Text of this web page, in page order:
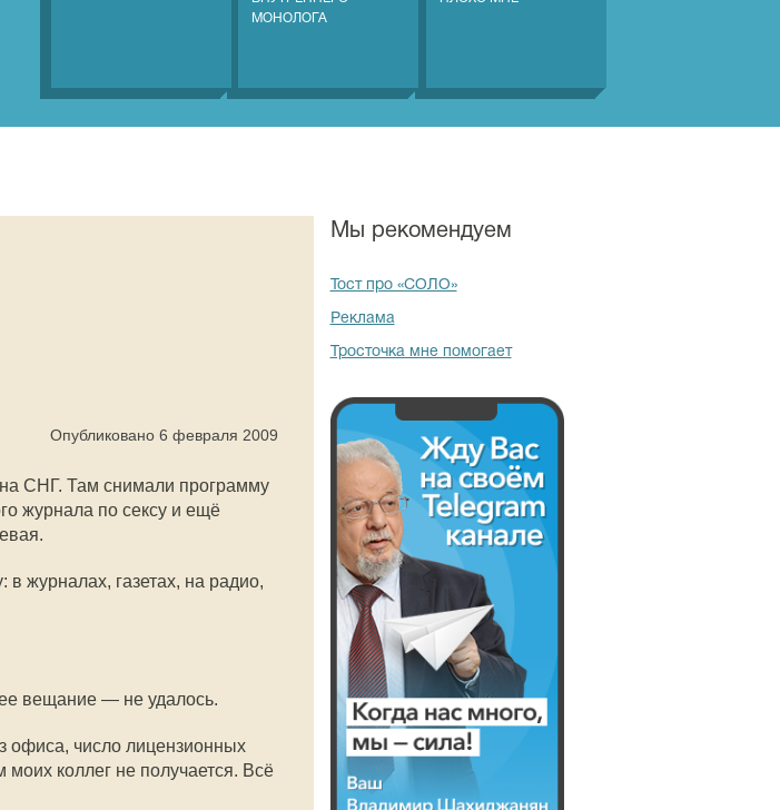
МОНОЛОГА
Опубликовано 6 февраля 2009
СНГ. Там снимали программу
журнала по сексу и ещё
журналах, газетах, на радио,
вещание — не удалось.
офиса, число лицензионных
моих коллег не получается. Всё
Мы рекомендуем
Тост про «СОЛО»
Реклама
Тросточка мне помогает